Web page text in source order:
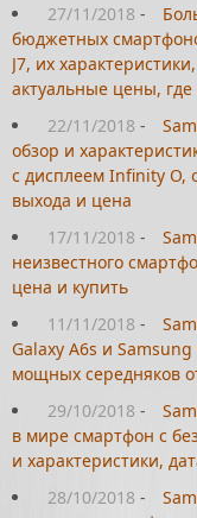
27/11/2018 -
бюджетных
J7, их
актуальные цены,
22/11/2018 -
обзор и
с дисплеем Infinity O,
выхода и цена
17/11/2018 -
неизвестного
цена и купить
11/11/2018 -
Galaxy A6s и
мощных середняков
29/10/2018 -
в мире смартфон с
и характеристики,
28/10/2018 -